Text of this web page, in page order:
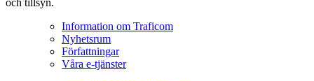
och tillsyn.
Information om Traficom
Nyhetsrum
Författningar
Våra e-tjänster